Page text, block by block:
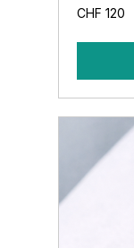
120
Schweizer
CHF 120